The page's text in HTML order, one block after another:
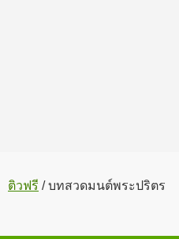
ติวฟรี /บทสวดมนต์พระปริตร